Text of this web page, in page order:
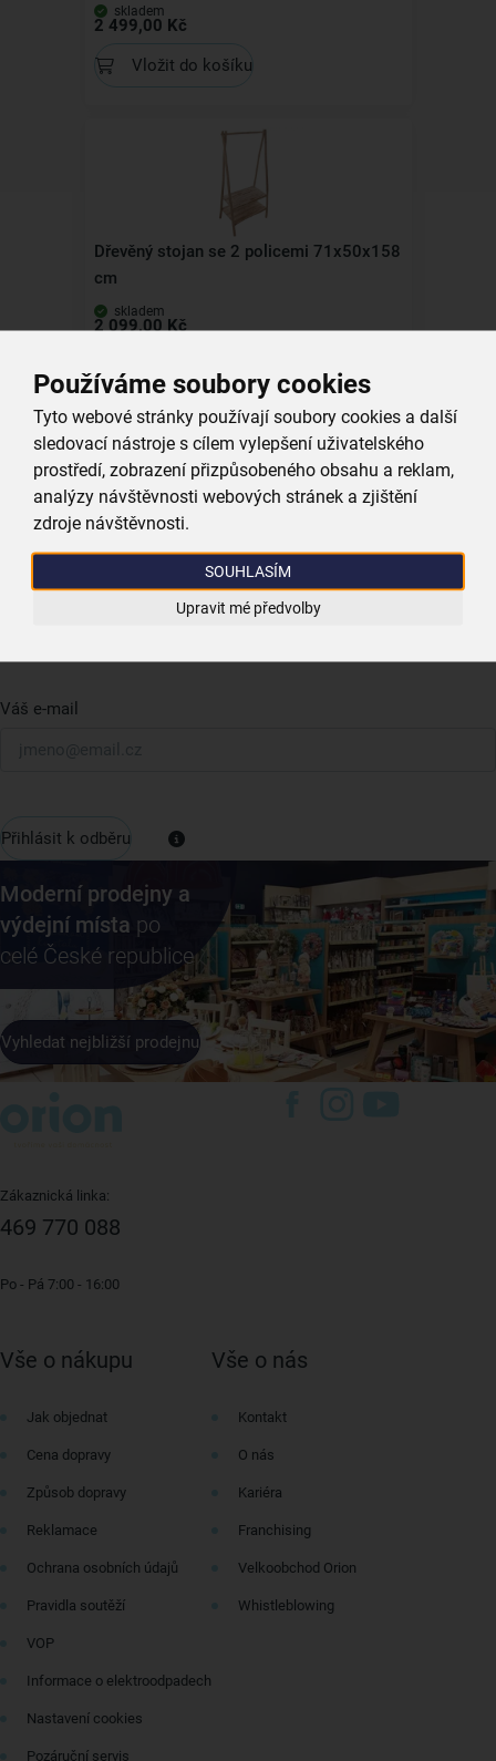
Používáme soubory cookies
Tyto webové stránky používají soubory cookies a další
sledovací nástroje s cílem vylepšení uživatelského
prostředí, zobrazení přizpůsobeného obsahu a reklam,
analýzy návštěvnosti webových stránek a zjištění
zdroje návštěvnosti.
SOUHLASÍM
Upravit mé předvolby
skladem
2 499,00 Kč
Vložit do košíku
Dřevěný stojan se 2 policemi 71x50x158
cm
skladem
2 099,00 Kč
Získejte rady, recepty a tipy na slevy dřív než
ostatní
U nás vždy najdete zajímavé akce, slevy, novinky v sortimentu
i recepty, které si oblíbíte.
Váš e-mail
Přihlásit k odběru
Moderní prodejny a
výdejní místa po
celé České republice
Vyhledat nejbližší prodejnu
Zákaznická linka:
469 770 088
Po - Pá 7:00 - 16:00
Vše o nákupu
Jak objednat
Cena dopravy
Způsob dopravy
Reklamace
Ochrana osobních údajů
Pravidla soutěží
VOP
Informace o elektroodpadech
Nastavení cookies
Pozáruční servis
Vše o nás
Kontakt
O nás
Kariéra
Franchising
Velkoobchod Orion
Whistleblowing